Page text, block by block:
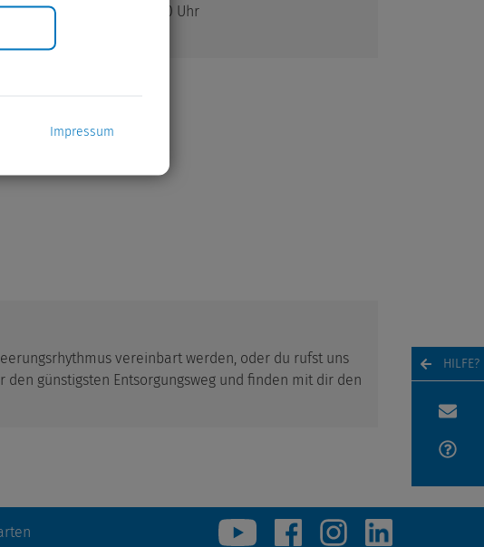
- 16:30 Uhr Fr. 8:00 - 16:00 Uhr
vereinbart werden, oder du rufst uns
günstigsten Entsorgungsweg und finden mit dir den
HILFE?
Impressum